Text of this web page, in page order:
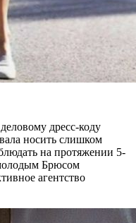
дресс-коду
носить слишком
на протяжении 5-
Брюсом
агентство